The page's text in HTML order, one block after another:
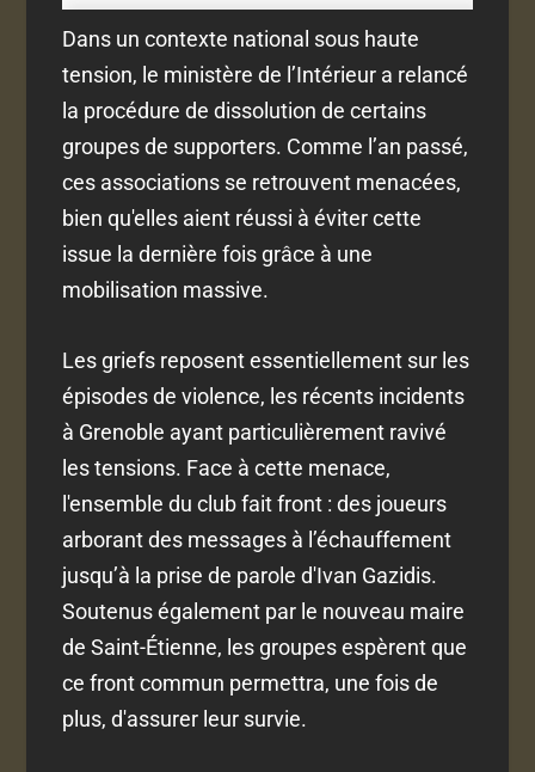
Dans un contexte national sous haute
tension, le ministère de l’Intérieur a relancé
la procédure de dissolution de certains
groupes de supporters. Comme l’an passé,
ces associations se retrouvent menacées,
bien qu'elles aient réussi à éviter cette
issue la dernière fois grâce à une
mobilisation massive.
Les griefs reposent essentiellement sur les
épisodes de violence, les récents incidents
à Grenoble ayant particulièrement ravivé
les tensions. Face à cette menace,
l'ensemble du club fait front : des joueurs
arborant des messages à l’échauffement
jusqu’à la prise de parole d'Ivan Gazidis.
Soutenus également par le nouveau maire
de Saint-Étienne, les groupes espèrent que
ce front commun permettra, une fois de
plus, d'assurer leur survie.